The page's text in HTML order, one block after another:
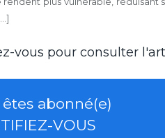
vous pour consulter
abonné(e)
VOUS